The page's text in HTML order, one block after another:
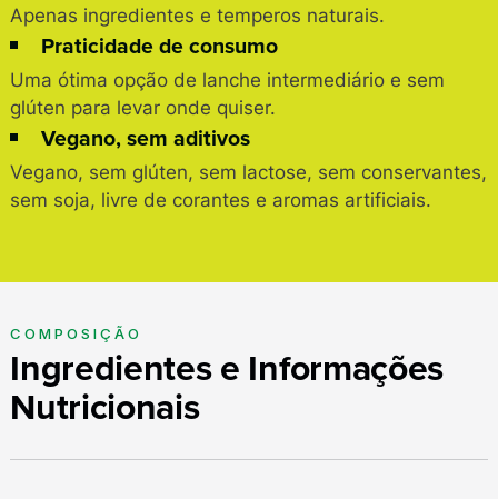
Apenas ingredientes e temperos naturais.
Praticidade de consumo
Uma ótima opção de lanche intermediário e sem
glúten para levar onde quiser.
Vegano, sem aditivos
Vegano, sem glúten, sem lactose, sem conservantes,
sem soja, livre de corantes e aromas artificiais.
COMPOSIÇÃO
Ingredientes e Informações
Nutricionais